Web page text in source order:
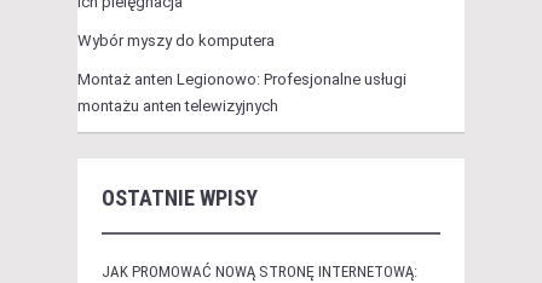
Wybór myszy do komputera
Montaż anten Legionowo: Profesjonalne usługi
montażu anten telewizyjnych
OSTATNIE WPISY
JAK PROMOWAĆ NOWĄ STRONĘ INTERNETOWĄ: